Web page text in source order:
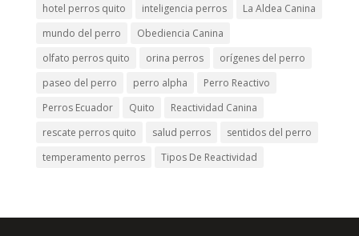
hotel perros quito
inteligencia perros
La Aldea Canina
mundo del perro
Obediencia Canina
olfato perros quito
orina perros
orígenes del perro
paseo del perro
perro alpha
Perro Reactivo
Perros Ecuador
Quito
Reactividad Canina
rescate perros quito
salud perros
sentidos del perro
temperamento perros
Tipos De Reactividad